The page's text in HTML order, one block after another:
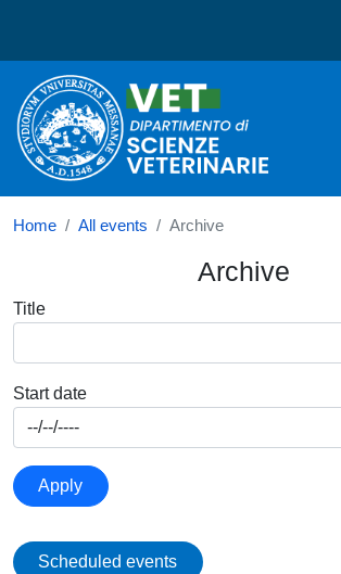
Dipartimento di Scienze
Home All events Archive
Archive
Title
Start date
Apply
Scheduled events